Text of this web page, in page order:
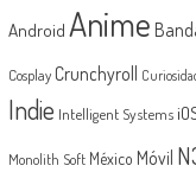
Android Anime
Cosplay Crunchyroll
Indie Intelligent Systems
Monolith Soft México Móvil